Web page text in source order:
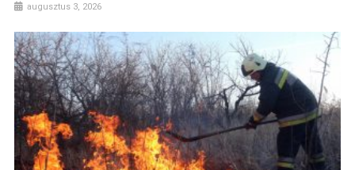
augusztus 3, 2026